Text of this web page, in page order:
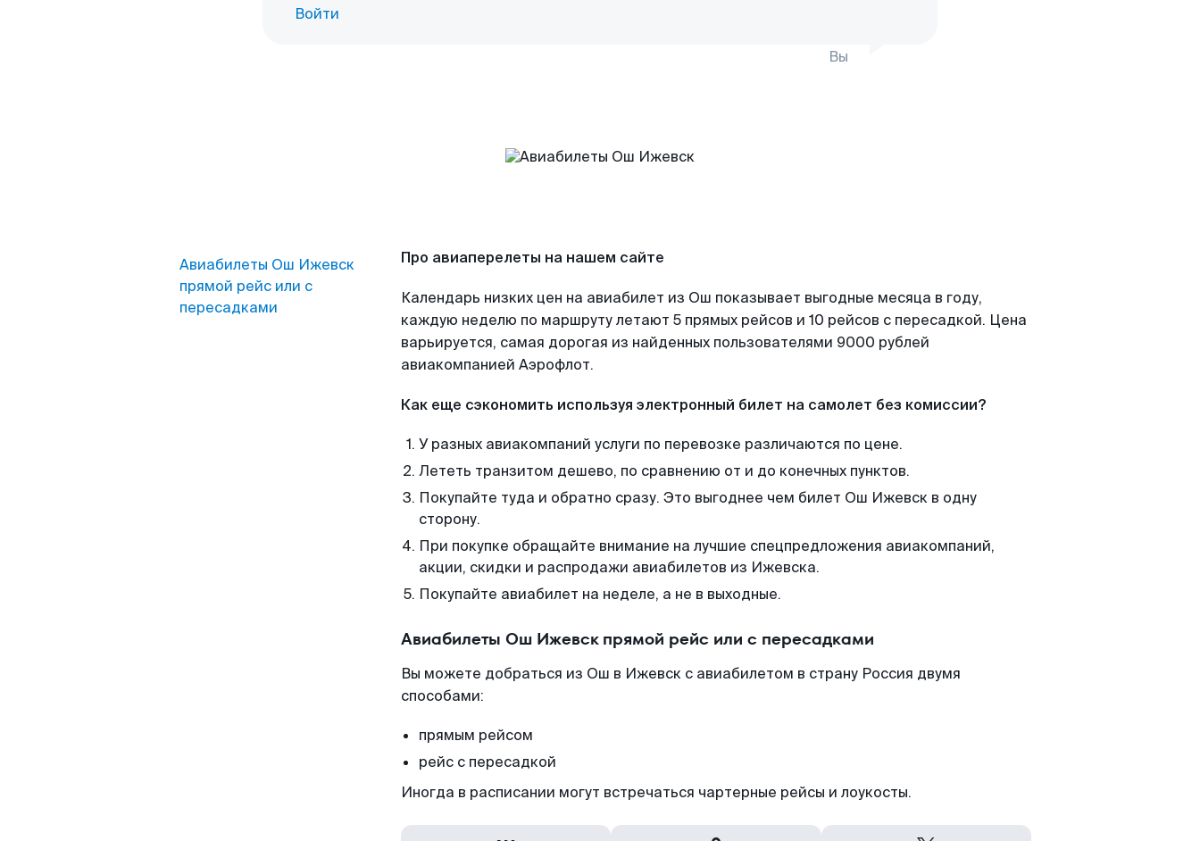
Войти
Вы
Авиабилеты Ош Ижевск
прямой рейс или с
пересадками
Про авиаперелеты на нашем сайте
Календарь низких цен на авиабилет из Ош показывает выгодные месяца в году,
каждую неделю по маршруту летают 5 прямых рейсов и 10 рейсов с пересадкой. Цена
варьируется, самая дорогая из найденных пользователями 9000 рублей
авиакомпанией Аэрофлот.
Как еще сэкономить используя электронный билет на самолет без комиссии?
У разных авиакомпаний услуги по перевозке различаются по цене.
Лететь транзитом дешево, по сравнению от и до конечных пунктов.
Покупайте туда и обратно сразу. Это выгоднее чем билет Ош Ижевск в одну
сторону.
При покупке обращайте внимание на лучшие спецпредложения авиакомпаний,
акции, скидки и распродажи авиабилетов из Ижевска.
Покупайте авиабилет на неделе, а не в выходные.
Авиабилеты Ош Ижевск прямой рейс или с пересадками
Вы можете добраться из Ош в Ижевск с авиабилетом в страну Россия двумя
способами:
прямым рейсом
рейс с пересадкой
Иногда в расписании могут встречаться чартерные рейсы и лоукосты.